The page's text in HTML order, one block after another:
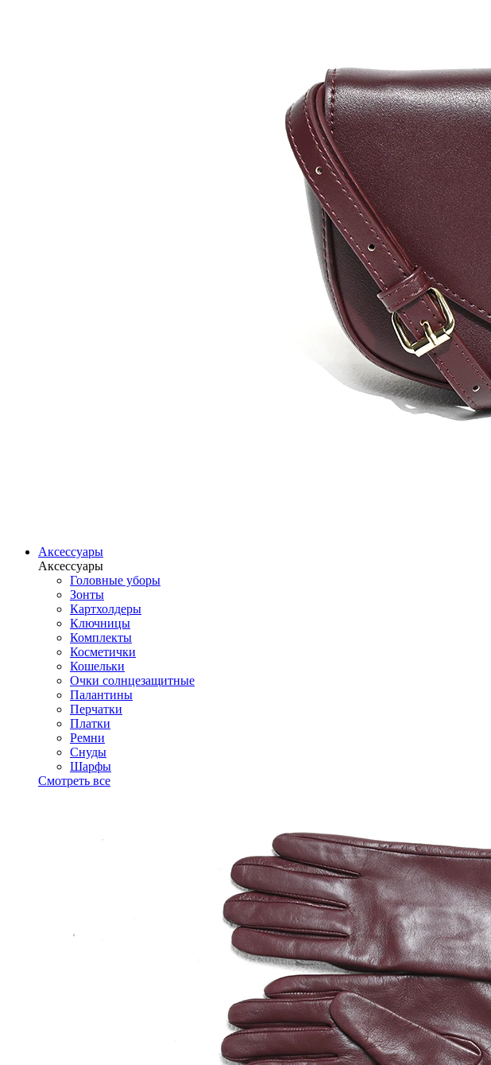
Аксессуары
Аксессуары
Головные уборы
Зонты
Картхолдеры
Ключницы
Комплекты
Косметички
Кошельки
Очки солнцезащитные
Палантины
Перчатки
Платки
Ремни
Снуды
Шарфы
Смотреть все